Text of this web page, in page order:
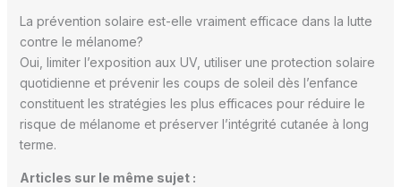
La prévention solaire est-elle vraiment efficace dans la lutte
contre le mélanome?
Oui, limiter l’exposition aux UV, utiliser une protection solaire
quotidienne et prévenir les coups de soleil dès l’enfance
constituent les stratégies les plus efficaces pour réduire le
risque de mélanome et préserver l’intégrité cutanée à long
terme.
Articles sur le même sujet :